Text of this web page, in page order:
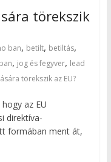
törekszik
ban, betilt, betiltás,
, jog és fegyver, lead
törekszik az EU?
az EU
direktíva-
formában ment át,